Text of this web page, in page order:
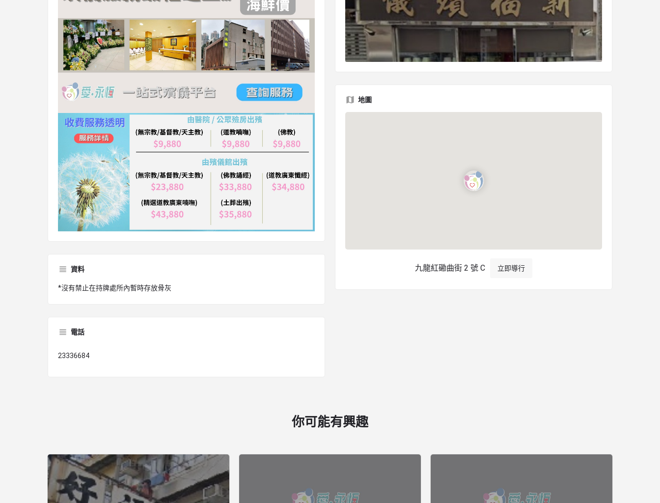
資料
*沒有禁止在持牌處所內暫時存放骨灰
電話
23336684
地圖
九龍紅磡曲街 2 號 C 立即導行
你可能有興趣